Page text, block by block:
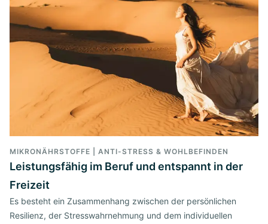
MIKRONÄHRSTOFFE | ANTI-STRESS & WOHLBEFINDEN
Leistungsfähig im Beruf und entspannt in der
Freizeit
Es besteht ein Zusammenhang zwischen der persönlichen
Resilienz, der Stresswahrnehmung und dem individuellen